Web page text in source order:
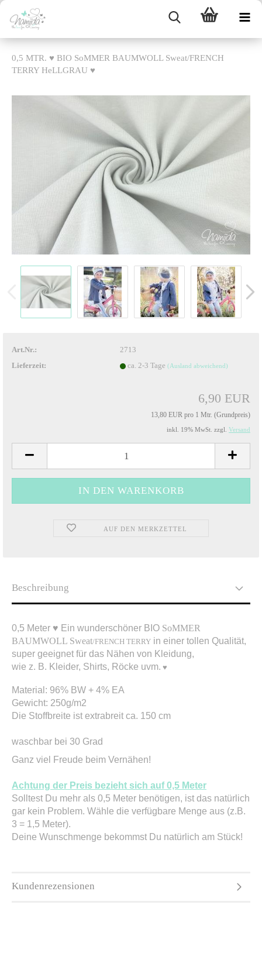
0,5 MTR. ♥ BIO SoMMER BAUMWOLL Sweat/FRENCH
TERRY HeLLGRAU ♥
Art.Nr.:
2713
Lieferzeit:
ca. 2-3 Tage (Ausland abweichend)
6,90 EUR
13,80 EUR pro 1 Mtr. (Grundpreis)
inkl. 19% MwSt. zzgl. Versand
AUF DEN MERKZETTEL
Beschreibung
0,5 Meter ♥ Ein wunderschöner BIO SoMMER
BAUMWOLL Sweat/FRENCH TERRY in einer tollen Qualität,
super geeignet für das Nähen von Kleidung,
wie z. B. Kleider, Shirts, Röcke uvm. ♥
Material: 96% BW + 4% EA
Gewicht: 250g/m2
Die Stoffbreite ist extrabreit ca. 150 cm
waschbar bei 30 Grad
Ganz viel Freude beim Vernähen!
Achtung der Preis bezieht sich auf 0,5 Meter
Solltest Du mehr als 0,5 Meter benötigen, ist das natürlich
gar kein Problem. Wähle die verfügbare Menge aus (z.B.
3 = 1,5 Meter).
Deine Wunschmenge bekommst Du natürlich am Stück!
Kundenrezensionen